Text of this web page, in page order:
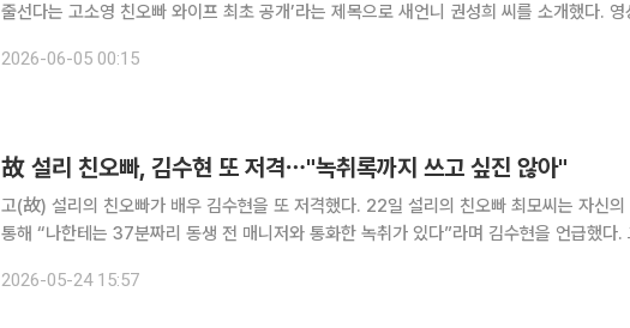
줄선다는 고소영 친오빠 와이프 최초 공개’라는 제목으로 새언니 권성희 씨를 소개했다. 영상에서
2026-06-05 00:15
故 설리 친오빠, 김수현 또 저격⋯"녹취록까지 쓰고 싶진 않아"
고(故) 설리의 친오빠가 배우 김수현을 또 저격했다. 22일 설리의 친오빠 최모씨는 자신의 SNS를
통해 “나한테는 37분짜리 동생 전 매니저와 통화한 녹취가 있다”라며 김수현을 언급했다. 그는 김
일부까지도 담겨 있다. 묻고 싶은 게 좀 많은데 어머니
2026-05-24 15:57